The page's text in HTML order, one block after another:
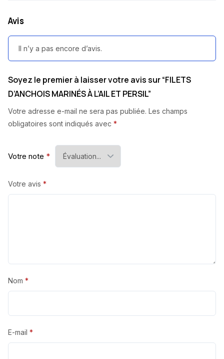
Avis
Il n’y a pas encore d’avis.
Soyez le premier à laisser votre avis sur “FILETS
D’ANCHOIS MARINÉS À L’AIL ET PERSIL”
Votre adresse e-mail ne sera pas publiée. Les champs
obligatoires sont indiqués avec *
Votre note *
Votre avis *
Nom *
E-mail *